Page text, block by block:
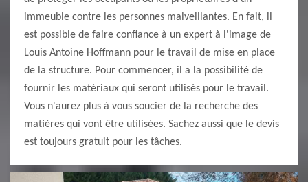
immeuble contre les personnes malveillantes. En fait, il
est possible de faire confiance à un expert à l'image de
Louis Antoine Hoffmann pour le travail de mise en place
de la structure. Pour commencer, il a la possibilité de
fournir les matériaux qui seront utilisés pour le travail.
Vous n'aurez plus à vous soucier de la recherche des
matières qui vont être utilisées. Sachez aussi que le devis
est toujours gratuit pour les tâches.